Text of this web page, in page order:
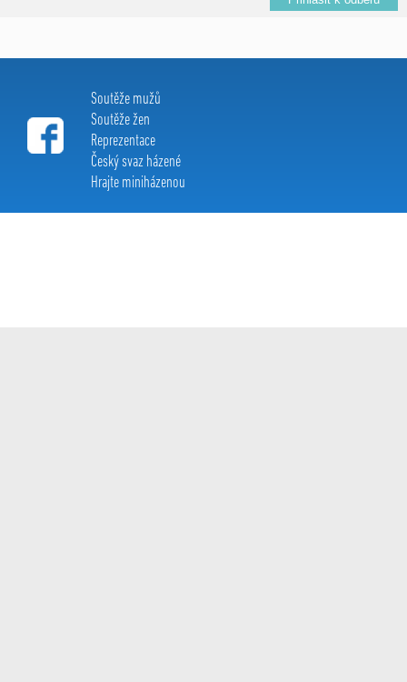
Soutěže mužů
Soutěže žen
Reprezentace
Český svaz házené
Hrajte miniházenou